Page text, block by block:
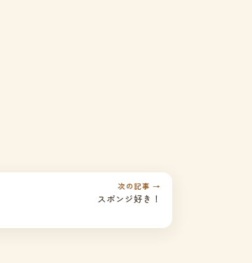
次の記事 →
スポンジ好き！